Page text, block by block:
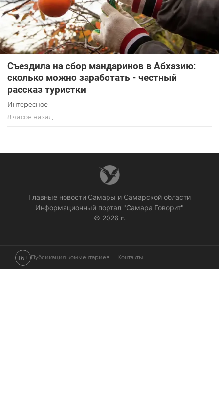
Съездила на сбор мандаринов в Абхазию:
сколько можно заработать - честный
рассказ туристки
Интересное
8 часов назад
Главные новости Самары и Самарской области
Информационный портал "Самара Говорит"
© 2026 г.
16+ Публикация комментариев Контакты